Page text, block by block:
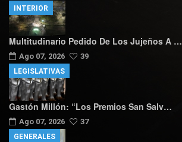
Multitudinario Pedido De Los Jujeños A …
Ago 07, 2026 39
INTERIOR
Gastón Millón: “Los Premios San Salv…
Ago 07, 2026 37
LEGISLATIVAS
GENERALES